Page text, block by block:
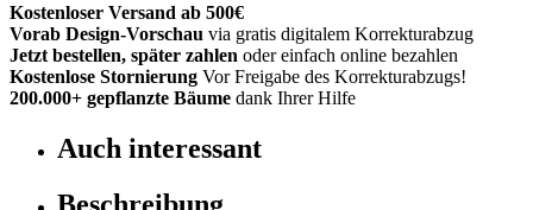
Kostenloser Versand ab 500€
Vorab Design-Vorschau via gratis digitalem Korrekturabzug
Jetzt bestellen, später zahlen oder einfach online bezahlen
Kostenlose Stornierung Vor Freigabe des Korrekturabzugs!
200.000+ gepflanzte Bäume dank Ihrer Hilfe
Auch interessant
Beschreibung